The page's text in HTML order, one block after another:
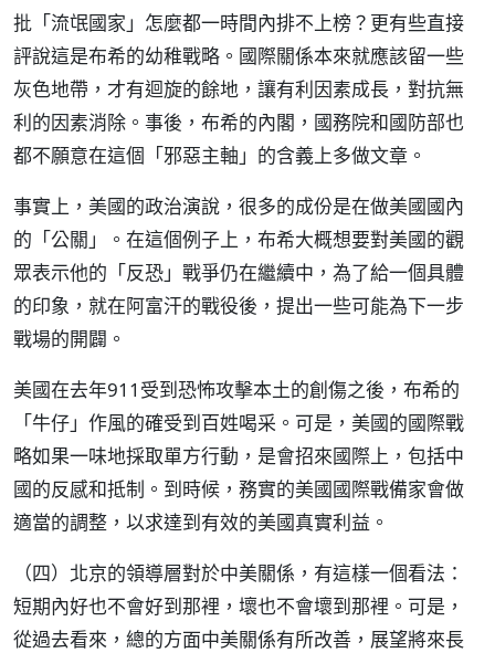
批「流氓國家」怎麼都一時間內排不上榜？更有些直接
評說這是布希的幼稚戰略。國際關係本來就應該留一些
灰色地帶，才有迴旋的餘地，讓有利因素成長，對抗無
利的因素消除。事後，布希的內閣，國務院和國防部也
都不願意在這個「邪惡主軸」的含義上多做文章。
事實上，美國的政治演說，很多的成份是在做美國國內
的「公關」。在這個例子上，布希大概想要對美國的觀
眾表示他的「反恐」戰爭仍在繼續中，為了給一個具體
的印象，就在阿富汗的戰役後，提出一些可能為下一步
戰場的開闢。
美國在去年911受到恐怖攻擊本土的創傷之後，布希的
「牛仔」作風的確受到百姓喝采。可是，美國的國際戰
略如果一味地採取單方行動，是會招來國際上，包括中
國的反感和抵制。到時候，務實的美國國際戰備家會做
適當的調整，以求達到有效的美國真實利益。
（四）北京的領導層對於中美關係，有這樣一個看法：
短期內好也不會好到那裡，壞也不會壞到那裡。可是，
從過去看來，總的方面中美關係有所改善，展望將來長